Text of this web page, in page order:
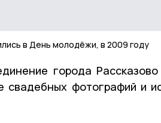
в День молодёжи, в 2009 году
города
свадебных фотографий и